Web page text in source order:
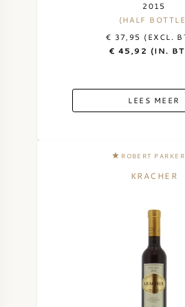
2015
(HALF
€ 37,95 (EXCL.
€ 45,92 (IN.
LEES MEER
ROBERT
KRACHER